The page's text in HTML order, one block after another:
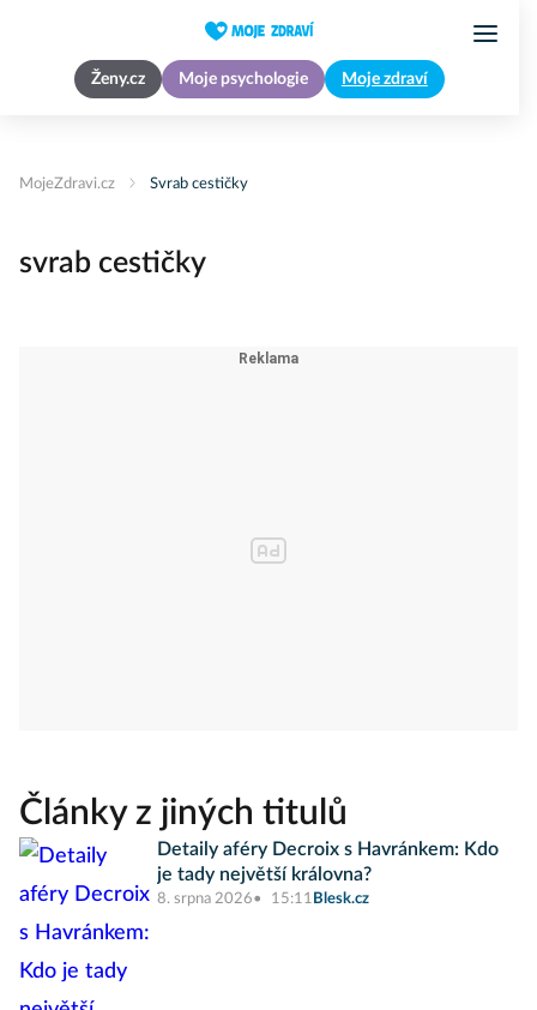
Ženy.cz Moje psychologie Moje zdraví
MojeZdravi.cz Svrab cestičky
svrab cestičky
Články z jiných titulů
Detaily aféry Decroix s Havránkem: Kdo
je tady největší královna?
8. srpna 2026 15:11 Blesk.cz